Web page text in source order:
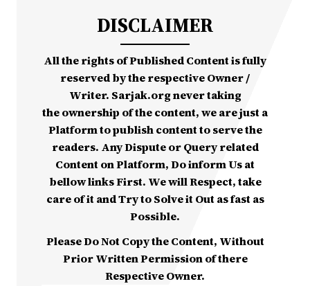
DISCLAIMER
All the rights of Published Content is fully
reserved by the respective Owner /
Writer. Sarjak.org never taking
the ownership of the content, we are just a
Platform to publish content to serve the
readers. Any Dispute or Query related
Content on Platform, Do inform Us at
bellow links First. We will Respect, take
care of it and Try to Solve it Out as fast as
Possible.
Please Do Not Copy the Content, Without
Prior Written Permission of there
Respective Owner.